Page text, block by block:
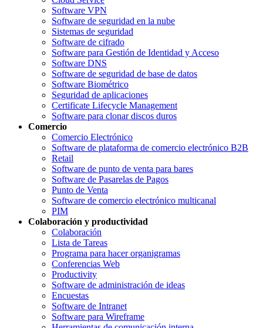
Software VPN
Software de seguridad en la nube
Sistemas de seguridad
Software de cifrado
Software para Gestión de Identidad y Acceso
Software DNS
Software de seguridad de base de datos
Software Biométrico
Seguridad de aplicaciones
Certificate Lifecycle Management
Software para clonar discos duros
Comercio
Comercio Electrónico
Software de plataforma de comercio electrónico B2B
Retail
Software de punto de venta para bares
Software de Pasarelas de Pagos
Punto de Venta
Software de comercio electrónico multicanal
PIM
Colaboración y productividad
Colaboración
Lista de Tareas
Programa para hacer organigramas
Conferencias Web
Productivity
Software de administración de ideas
Encuestas
Software de Intranet
Software para Wireframe